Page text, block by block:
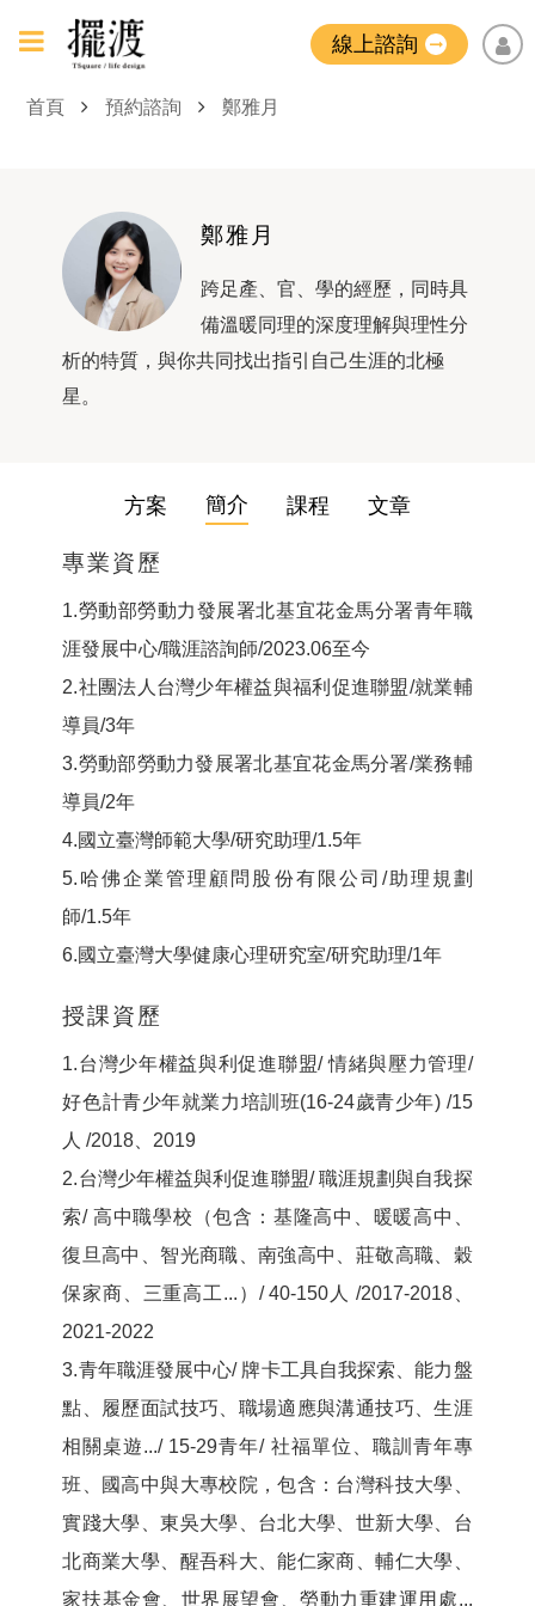
線上諮詢
首頁 預約諮詢 鄭雅月
鄭雅月
跨足產、官、學的經歷，同時具
備溫暖同理的深度理解與理性分
析的特質，與你共同找出指引自己生涯的北極
星。
方案 簡介 課程 文章
專業資歷
1.勞動部勞動力發展署北基宜花金馬分署青年職
涯發展中心/職涯諮詢師/2023.06至今
2.社團法人台灣少年權益與福利促進聯盟/就業輔
導員/3年
3.勞動部勞動力發展署北基宜花金馬分署/業務輔
導員/2年
4.國立臺灣師範大學/研究助理/1.5年
5.哈佛企業管理顧問股份有限公司/助理規劃
師/1.5年
6.國立臺灣大學健康心理研究室/研究助理/1年
授課資歷
1.台灣少年權益與利促進聯盟/ 情緒與壓力管理/
好色計青少年就業力培訓班(16-24歲青少年) /15
人 /2018、2019
2.台灣少年權益與利促進聯盟/ 職涯規劃與自我探
索/ 高中職學校（包含：基隆高中、暖暖高中、
復旦高中、智光商職、南強高中、莊敬高職、穀
保家商、三重高工...）/ 40-150人 /2017-2018、
2021-2022
3.青年職涯發展中心/ 牌卡工具自我探索、能力盤
點、履歷面試技巧、職場適應與溝通技巧、生涯
相關桌遊.../ 15-29青年/ 社福單位、職訓青年專
班、國高中與大專校院，包含：台灣科技大學、
實踐大學、東吳大學、台北大學、世新大學、台
北商業大學、醒吾科大、能仁家商、輔仁大學、
家扶基金會、世界展望會、勞動力重建運用處...